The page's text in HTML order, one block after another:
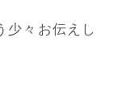
少々お伝えし